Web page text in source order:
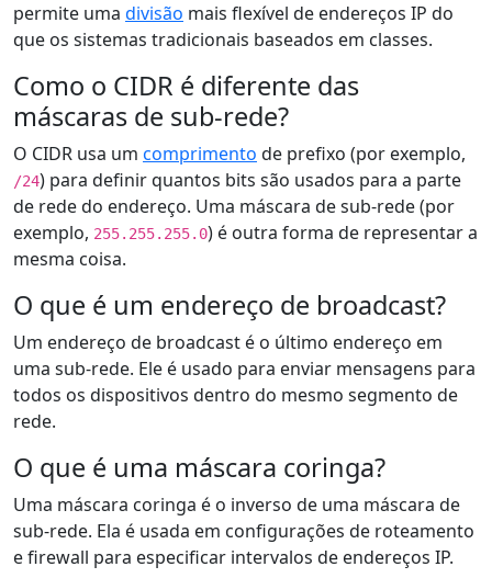
permite uma divisão mais flexível de endereços IP do
que os sistemas tradicionais baseados em classes.
Como o CIDR é diferente das
máscaras de sub-rede?
O CIDR usa um comprimento de prefixo (por exemplo,
/24) para definir quantos bits são usados para a parte
de rede do endereço. Uma máscara de sub-rede (por
exemplo, 255.255.255.0) é outra forma de representar a
mesma coisa.
O que é um endereço de broadcast?
Um endereço de broadcast é o último endereço em
uma sub-rede. Ele é usado para enviar mensagens para
todos os dispositivos dentro do mesmo segmento de
rede.
O que é uma máscara coringa?
Uma máscara coringa é o inverso de uma máscara de
sub-rede. Ela é usada em configurações de roteamento
e firewall para especificar intervalos de endereços IP.